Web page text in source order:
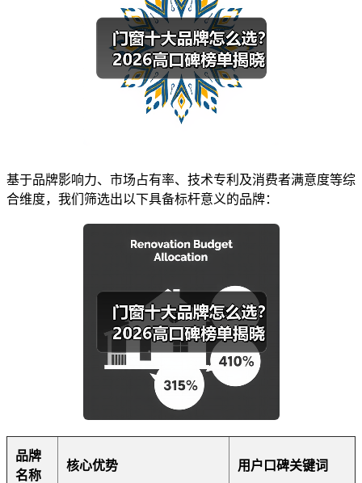
基于品牌影响力、市场占有率、技术专利及消费者满意度等综
合维度，我们筛选出以下具备标杆意义的品牌：
品牌
名称
核心优势 用户口碑关键词